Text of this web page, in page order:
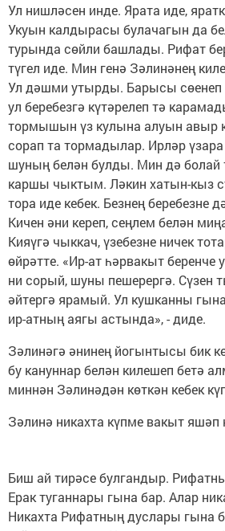
Ул нишләсен инде. Ярата иде,
Укуын калдырасы булачагын да
турында сөйли башлады. Рифат
түгел иде. Мин генә Зәлинәнең
Ул дәшми утырды. Барысы сөенеп
ул беребезгә күтәрелеп тә
тормышын үз кулына алуын авыр
сорап та тормадылар. Ирләр
шуның белән булды. Мин дә болай
каршы чыктым. Ләкин хатын-кыз
тора иде кебек. Безнең беребезне
Кичен әни кереп, сеңлем белән
Кияүгә чыккач, үзебезне ничек
өйрәтте. «Ир-ат һәрвакыт
ни сорый, шуны пешерергә. Сүзен
әйтергә ярамый. Ул кушканны
ир-атның аягы астында», - диде.
Зәлинәгә әнинең йогынтысы бик
бу кануннар белән килешеп бетә
миннән Зәлинәдән көткән кебек
Зәлинә никахта күпме вакыт яшәп
Биш ай тирәсе булгандыр.
Ерак туганнары гына бар. Алар
Никахта Рифатның дуслары гына